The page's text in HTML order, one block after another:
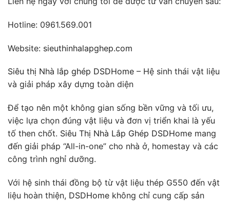
Hotline: 0961.569.001
Website: sieuthinhalapghep.com
Siêu thị Nhà lắp ghép DSDHome – Hệ sinh thái vật liệu
và giải pháp xây dựng toàn diện
Để tạo nên một không gian sống bền vững và tối ưu,
việc lựa chọn đúng vật liệu và đơn vị triển khai là yếu
tố then chốt. Siêu Thị Nhà Lắp Ghép DSDHome mang
đến giải pháp “All-in-one” cho nhà ở, homestay và các
công trình nghỉ dưỡng.
Với hệ sinh thái đồng bộ từ vật liệu thép G550 đến vật
liệu hoàn thiện, DSDHome không chỉ cung cấp sản